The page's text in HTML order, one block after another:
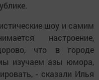
шоу и самим
настроение,
что в городе
изучаем азы юмора,
- сказали Илья